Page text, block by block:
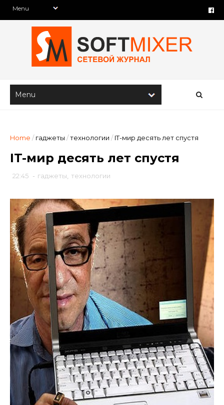
Home / гаджеты /технологии / IT-мир десять лет спустя
IT-мир десять лет спустя
22:45 - гаджеты технологии